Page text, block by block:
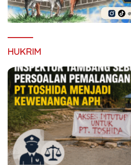
HUKRIM